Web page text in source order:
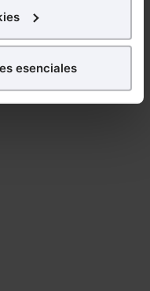
imprescindibles.
utilizaremos
esenciales